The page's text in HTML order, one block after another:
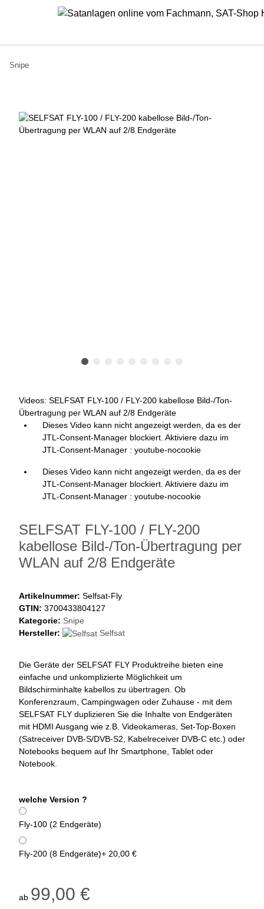
Snipe
Videos: SELFSAT FLY-100 / FLY-200 kabellose Bild-/Ton-
Übertragung per WLAN auf 2/8 Endgeräte
Dieses Video kann nicht angezeigt werden, da es der
JTL-Consent-Manager blockiert. Aktiviere dazu im
JTL-Consent-Manager : youtube-nocookie
Dieses Video kann nicht angezeigt werden, da es der
JTL-Consent-Manager blockiert. Aktiviere dazu im
JTL-Consent-Manager : youtube-nocookie
SELFSAT FLY-100 / FLY-200
kabellose Bild-/Ton-Übertragung per
WLAN auf 2/8 Endgeräte
Artikelnummer: Selfsat-Fly
GTIN: 3700433804127
Kategorie: Snipe
Hersteller:
Selfsat
Die Geräte der SELFSAT FLY Produktreihe bieten eine
einfache und unkomplizierte Möglichkeit um
Bildschirminhalte kabellos zu übertragen. Ob
Konferenzraum, Campingwagen oder Zuhause - mit dem
SELFSAT FLY duplizieren Sie die Inhalte von Endgeräten
mit HDMI Ausgang wie z.B. Videokameras, Set-Top-Boxen
(Satreceiver DVB-S/DVB-S2, Kabelreceiver DVB-C etc.) oder
Notebooks bequem auf Ihr Smartphone, Tablet oder
Notebook.
welche Version ?
Fly-100 (2 Endgeräte)
Fly-200 (8 Endgeräte)+ 20,00 €
ab 99,00 €